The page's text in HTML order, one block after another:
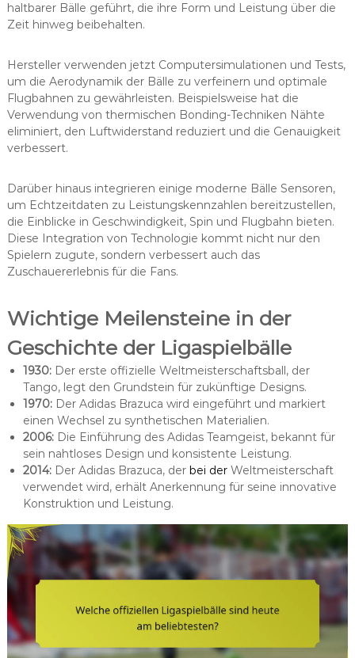
haltbarer Bälle geführt, die ihre Form und Leistung über die
Zeit hinweg beibehalten.
Hersteller verwenden jetzt Computersimulationen und Tests,
um die Aerodynamik der Bälle zu verfeinern und optimale
Flugbahnen zu gewährleisten. Beispielsweise hat die
Verwendung von thermischen Bonding-Techniken Nähte
eliminiert, den Luftwiderstand reduziert und die Genauigkeit
verbessert.
Darüber hinaus integrieren einige moderne Bälle Sensoren,
um Echtzeitdaten zu Leistungskennzahlen bereitzustellen,
die Einblicke in Geschwindigkeit, Spin und Flugbahn bieten.
Diese Integration von Technologie kommt nicht nur den
Spielern zugute, sondern verbessert auch das
Zuschauererlebnis für die Fans.
Wichtige Meilensteine in der
Geschichte der Ligaspielbälle
1930:Der erste offizielle Weltmeisterschaftsball, der
Tango, legt den Grundstein für zukünftige Designs.
1970:Der Adidas Brazuca wird eingeführt und markiert
einen Wechsel zu synthetischen Materialien.
2006:Die Einführung des Adidas Teamgeist, bekannt für
sein nahtloses Design und konsistente Leistung.
2014:Der Adidas Brazuca, der bei derWeltmeisterschaft
verwendet wird, erhält Anerkennung für seine innovative
Konstruktion und Leistung.